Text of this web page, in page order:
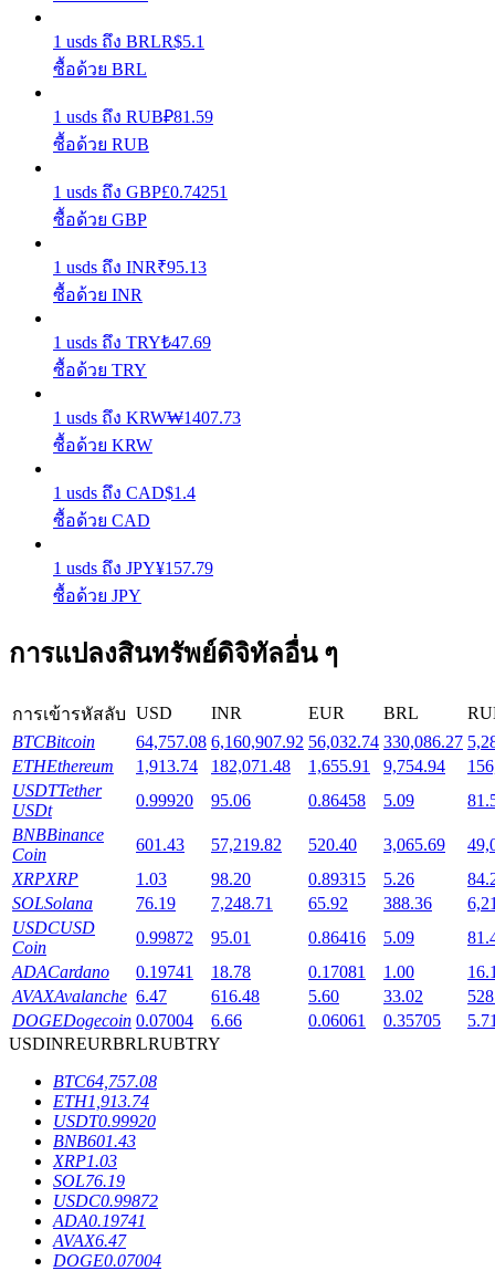
รับรางวัลการแข่งขันทุกวัน
การปักหลัก
การเซ้งแบบยืดหยุ่นเพื่อรับโทเคนยอดนิยม
การล็อค BTR
การลงทุนพิเศษสำหรับผู้ถือ BTR
เงินกู้
บริการยืมเงินที่ได้รับการสนับสนุนจาก Crypto
1 usds ถึง BRLR$5.1
ซื้อด้วย BRL
1 usds ถึง RUB₽81.59
ซื้อด้วย RUB
1 usds ถึง GBP£0.74251
ซื้อด้วย GBP
1 usds ถึง INR₹95.13
ซื้อด้วย INR
1 usds ถึง TRY₺47.69
ซื้อด้วย TRY
1 usds ถึง KRW₩1407.73
ซื้อด้วย KRW
1 usds ถึง CAD$1.4
ซื้อด้วย CAD
1 usds ถึง JPY¥157.79
ซื้อด้วย JPY
การแปลงสินทรัพย์ดิจิทัลอื่น ๆ
การเข้ารหัสลับ USD INR EUR BRL
BTCBitcoin 64,757.08 6,160,907.92 56,032.74 330,086.27
ETHEthereum 1,913.74 182,071.48 1,655.91 9,754.94
USDTTether
USDt
0.99920 95.06 0.86458 5.09
BNBBinance
Coin
601.43 57,219.82 520.40 3,065.69
XRPXRP 1.03 98.20 0.89315 5.26
SOLSolana 76.19 7,248.71 65.92 388.36
USDCUSD
Coin
0.99872 95.01 0.86416 5.09
ADACardano 0.19741 18.78 0.17081 1.00
AVAXAvalanche 6.47 616.48 5.60 33.02
DOGEDogecoin 0.07004 6.66 0.06061 0.35705
USDINREURBRLRUBTRY
BTC64,757.08
ETH1,913.74
USDT0.99920
BNB601.43
XRP1.03
SOL76.19
USDC0.99872
ADA0.19741
AVAX6.47
DOGE0.07004